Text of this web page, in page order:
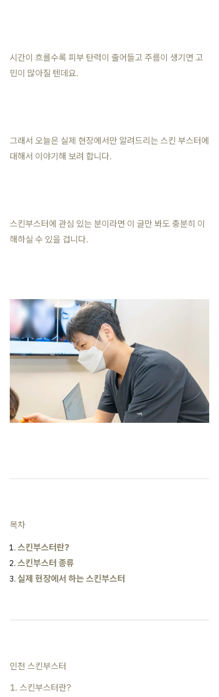
시간이 흐를수록 피부 탄력이 줄어들고 주름이 생기면 고
민이 많아질 텐데요.
그래서 오늘은 실제 현장에서만 알려드리는 스킨 부스터에
대해서 이야기해 보려 합니다.
스킨부스터에 관심 있는 분이라면 이 글만 봐도 충분히 이
해하실 수 있을 겁니다.
목차
스킨부스터란?
스킨부스터 종류
실제 현장에서 하는 스킨부스터
인천 스킨부스터
1. 스킨부스터란?